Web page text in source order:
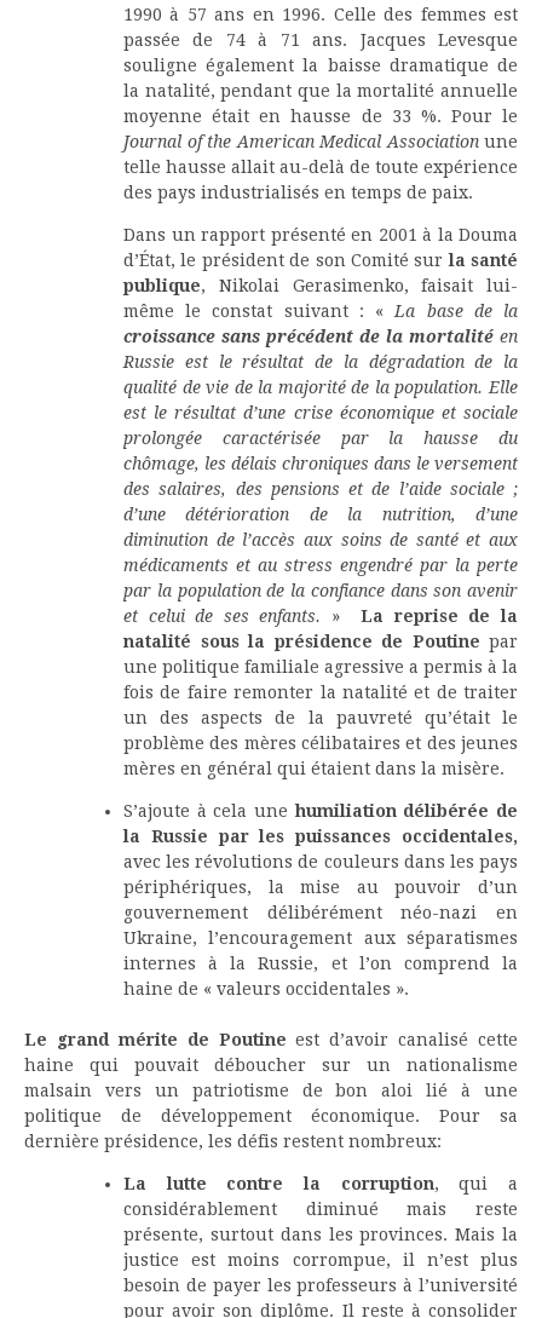
1990 à 57 ans en 1996. Celle des femmes est
passée de 74 à 71 ans. Jacques Levesque
souligne également la baisse dramatique de
la natalité, pendant que la mortalité annuelle
moyenne était en hausse de 33 %. Pour le
Journal of the American Medical Associationune
telle hausse allait au-delà de toute expérience
des pays industrialisés en temps de paix.
Dans un rapport présenté en 2001 à la Douma
d’État, le président de son Comité surla santé
publique, Nikolai Gerasimenko, faisait lui-
même le constat suivant : « La base de la
croissance sans précédent de la mortalité en
Russie est le résultat de la dégradation de la
qualité de vie de la majorité de la population. Elle
est le résultat d’une crise économique et sociale
prolongée caractérisée par la hausse du
chômage, les délais chroniques dans le versement
des salaires, des pensions et de l’aide sociale ;
d’une détérioration de la nutrition, d’une
diminution de l’accès aux soins de santé et aux
médicaments et au stress engendré par la perte
par la population de la confiance dans son avenir
et celui de ses enfants. »La reprise de la
natalité sous la présidence de Poutine par
une politique familiale agressive a permis à la
fois de faire remonter la natalité et de traiter
un des aspects de la pauvreté qu’était le
problème des mères célibataires et des jeunes
mères en général qui étaient dans la misère.
S’ajoute à cela unehumiliation délibérée de
la Russie par les puissances occidentales,
avec les révolutions de couleurs dans les pays
périphériques, la mise au pouvoir d’un
gouvernement délibérément néo-nazi en
Ukraine, l’encouragement aux séparatismes
internes à la Russie, et l’on comprend la
haine de « valeurs occidentales ».
Le grand mérite de Poutine est d’avoir canalisé cette
haine qui pouvait déboucher sur un nationalisme
malsain vers un patriotisme de bon aloi lié à une
politique de développement économique. Pour sa
dernière présidence, les défis restent nombreux:
La lutte contre la corruption, qui a
considérablement diminué mais reste
présente, surtout dans les provinces. Mais la
justice est moins corrompue, il n’est plus
besoin de payer les professeurs à l’université
pour avoir son diplôme. Il reste à consolider